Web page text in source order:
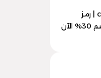
carina promo code | رمز
الكوبون (CC14) | خصم 30% الآن